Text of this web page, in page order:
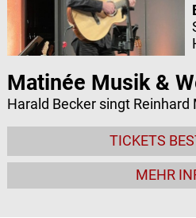
Matinée Musik &
Harald Becker singt Reinhard
TICKETS
MEHR